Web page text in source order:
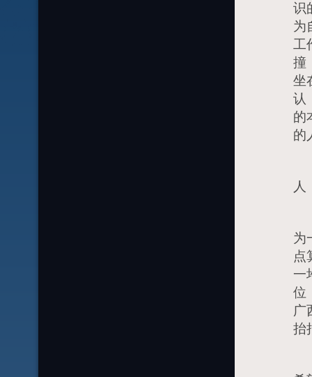
识
为
工
撞
坐
认
的
的
人
为
点
一
位
广
抬